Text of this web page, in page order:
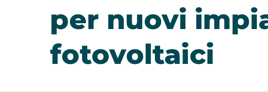
per nuovi
fotovoltaici